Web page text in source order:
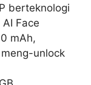
berteknologi
Face
mAh,
unlock